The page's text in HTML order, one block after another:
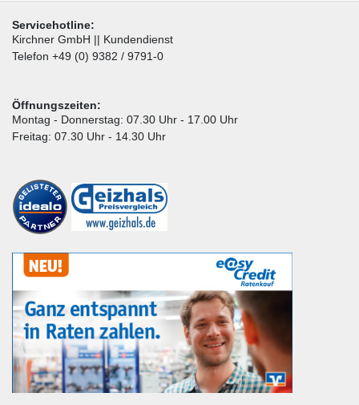
Servicehotline:
Kirchner GmbH || Kundendienst
Telefon +49 (0) 9382 / 9791-0
Öffnungszeiten:
Montag - Donnerstag: 07.30 Uhr - 17.00 Uhr
Freitag: 07.30 Uhr - 14.30 Uhr